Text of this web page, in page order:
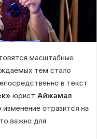
масштабные
тем стало
в текст
юрист Айжамал
изменение отразится на
важно для